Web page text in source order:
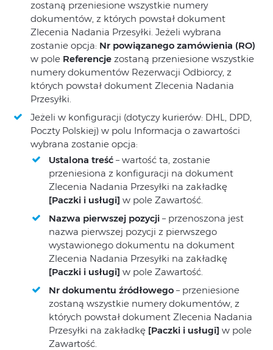
zostaną przeniesione wszystkie numery
dokumentów, z których powstał dokument
Zlecenia Nadania Przesyłki. Jeżeli wybrana
zostanie opcja: Nr powiązanego zamówienia (RO)
w pole Referencje zostaną przeniesione wszystkie
numery dokumentów Rezerwacji Odbiorcy, z
których powstał dokument Zlecenia Nadania
Przesyłki.
Jeżeli w konfiguracji (dotyczy kurierów: DHL, DPD,
Poczty Polskiej) w polu Informacja o zawartości
wybrana zostanie opcja:
Ustalona treść – wartość ta, zostanie
przeniesiona z konfiguracji na dokument
Zlecenia Nadania Przesyłki na zakładkę
[Paczki i usługi] w pole Zawartość.
Nazwa pierwszej pozycji – przenoszona jest
nazwa pierwszej pozycji z pierwszego
wystawionego dokumentu na dokument
Zlecenia Nadania Przesyłki na zakładkę
[Paczki i usługi] w pole Zawartość.
Nr dokumentu źródłowego – przeniesione
zostaną wszystkie numery dokumentów, z
których powstał dokument Zlecenia Nadania
Przesyłki na zakładkę [Paczki i usługi] w pole
Zawartość.